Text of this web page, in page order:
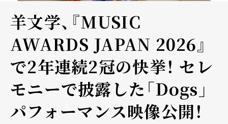
羊文学、『MUSIC
AWARDS JAPAN 2026』
で2年連続2冠の快挙！ セレ
モニーで披露した「Dogs」
パフォーマンス映像公開！